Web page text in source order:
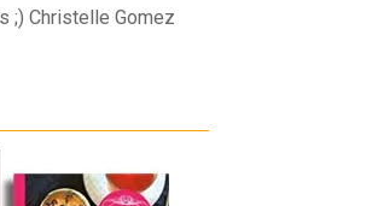
;) Christelle Gomez